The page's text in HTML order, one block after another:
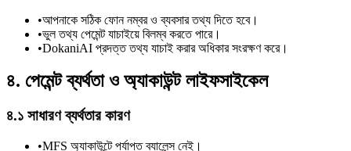
•আপনাকে সঠিক ফোন নম্বর ও ব্যবসার তথ্য দিতে হবে।
•ভুল তথ্য পেমেন্ট যাচাইয়ে বিলম্ব করতে পারে।
•DokaniAI প্রদত্ত তথ্য যাচাই করার অধিকার সংরক্ষণ করে।
৪. পেমেন্ট ব্যর্থতা ও অ্যাকাউন্ট লাইফসাইকেল
৪.১ সাধারণ ব্যর্থতার কারণ
•MFS অ্যাকাউন্টে পর্যাপ্ত ব্যালেন্স নেই।